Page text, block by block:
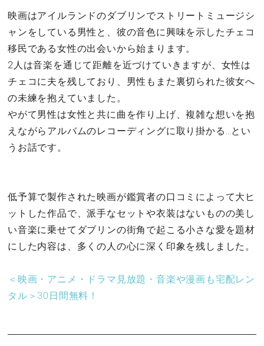
映画はアイルランドのダブリンでストリートミュージシ
ャンをしている男性と、彼の音色に興味を示したチェコ
移民である女性の出会いから始まります。
2人は音楽を通じて距離を近づけていきますが、女性は
チェコに夫を残しており、男性もまた裏切られた彼女へ
の未練を抱えていました。
やがて男性は女性と共に曲を作り上げ、複雑な想いを抱
えながらアルバムのレコーディングに取り掛かる…とい
うお話です。
低予算で製作された映画が鑑賞者の口コミによって大ヒ
ットした作品で、派手なセットや衣装はないものの美し
い音楽に乗せてダブリンの街角で起こる小さな愛を題材
にした内容は、多くの人の心に深く印象を残しました。
＜映画・アニメ・ドラマ見放題・音楽や漫画も宅配レン
タル＞30日間無料！